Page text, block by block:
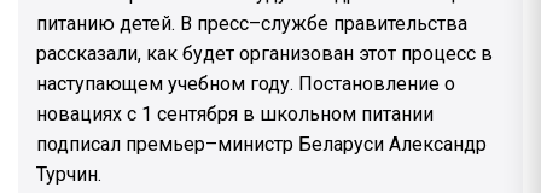
питанию детей. В пресс–службе правительства
рассказали, как будет организован этот процесс в
наступающем учебном году. Постановление о
новациях с 1 сентября в школьном питании
подписал премьер–министр Беларуси Александр
Турчин.